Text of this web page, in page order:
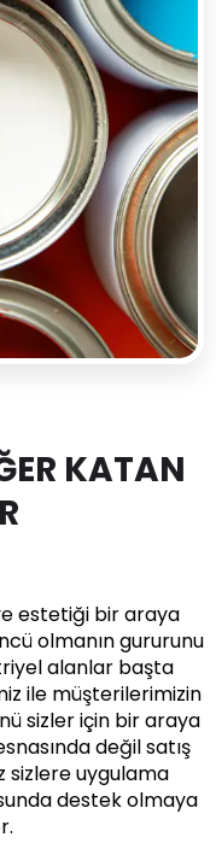
KATAN
estetiği bir araya
olmanın gururunu
alanlar başta
ile müşterilerimizin
sizler için bir araya
değil satış
sizlere uygulama
destek olmaya